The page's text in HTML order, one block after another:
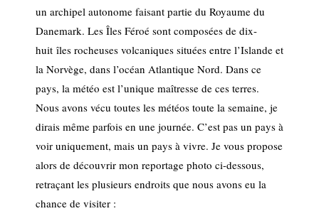
un archipel autonome faisant partie du Royaume du
Danemark. Les Îles Féroé sont composées de dix-
huit îles rocheuses volcaniques situées entre l’Islande et
la Norvège, dans l’océan Atlantique Nord. Dans ce
pays, la météo est l’unique maîtresse de ces terres.
Nous avons vécu toutes les météos toute la semaine, je
dirais même parfois en une journée. C’est pas un pays à
voir uniquement, mais un pays à vivre. Je vous propose
alors de découvrir mon reportage photo ci-dessous,
retraçant les plusieurs endroits que nous avons eu la
chance de visiter :